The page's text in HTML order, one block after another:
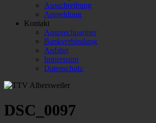
Ausschreibung
Anmeldung
Kontakt
Ansprechpartner
Bankverbindung
Anfahrt
Impressum
Datenschutz
DSC_0097